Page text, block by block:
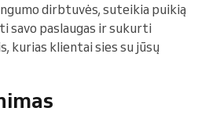
dirbtuvės, suteikia puikią
savo paslaugas ir sukurti
kurias klientai sies su jūsų